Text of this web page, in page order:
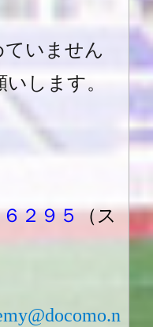
いません
します。
２９５（ス